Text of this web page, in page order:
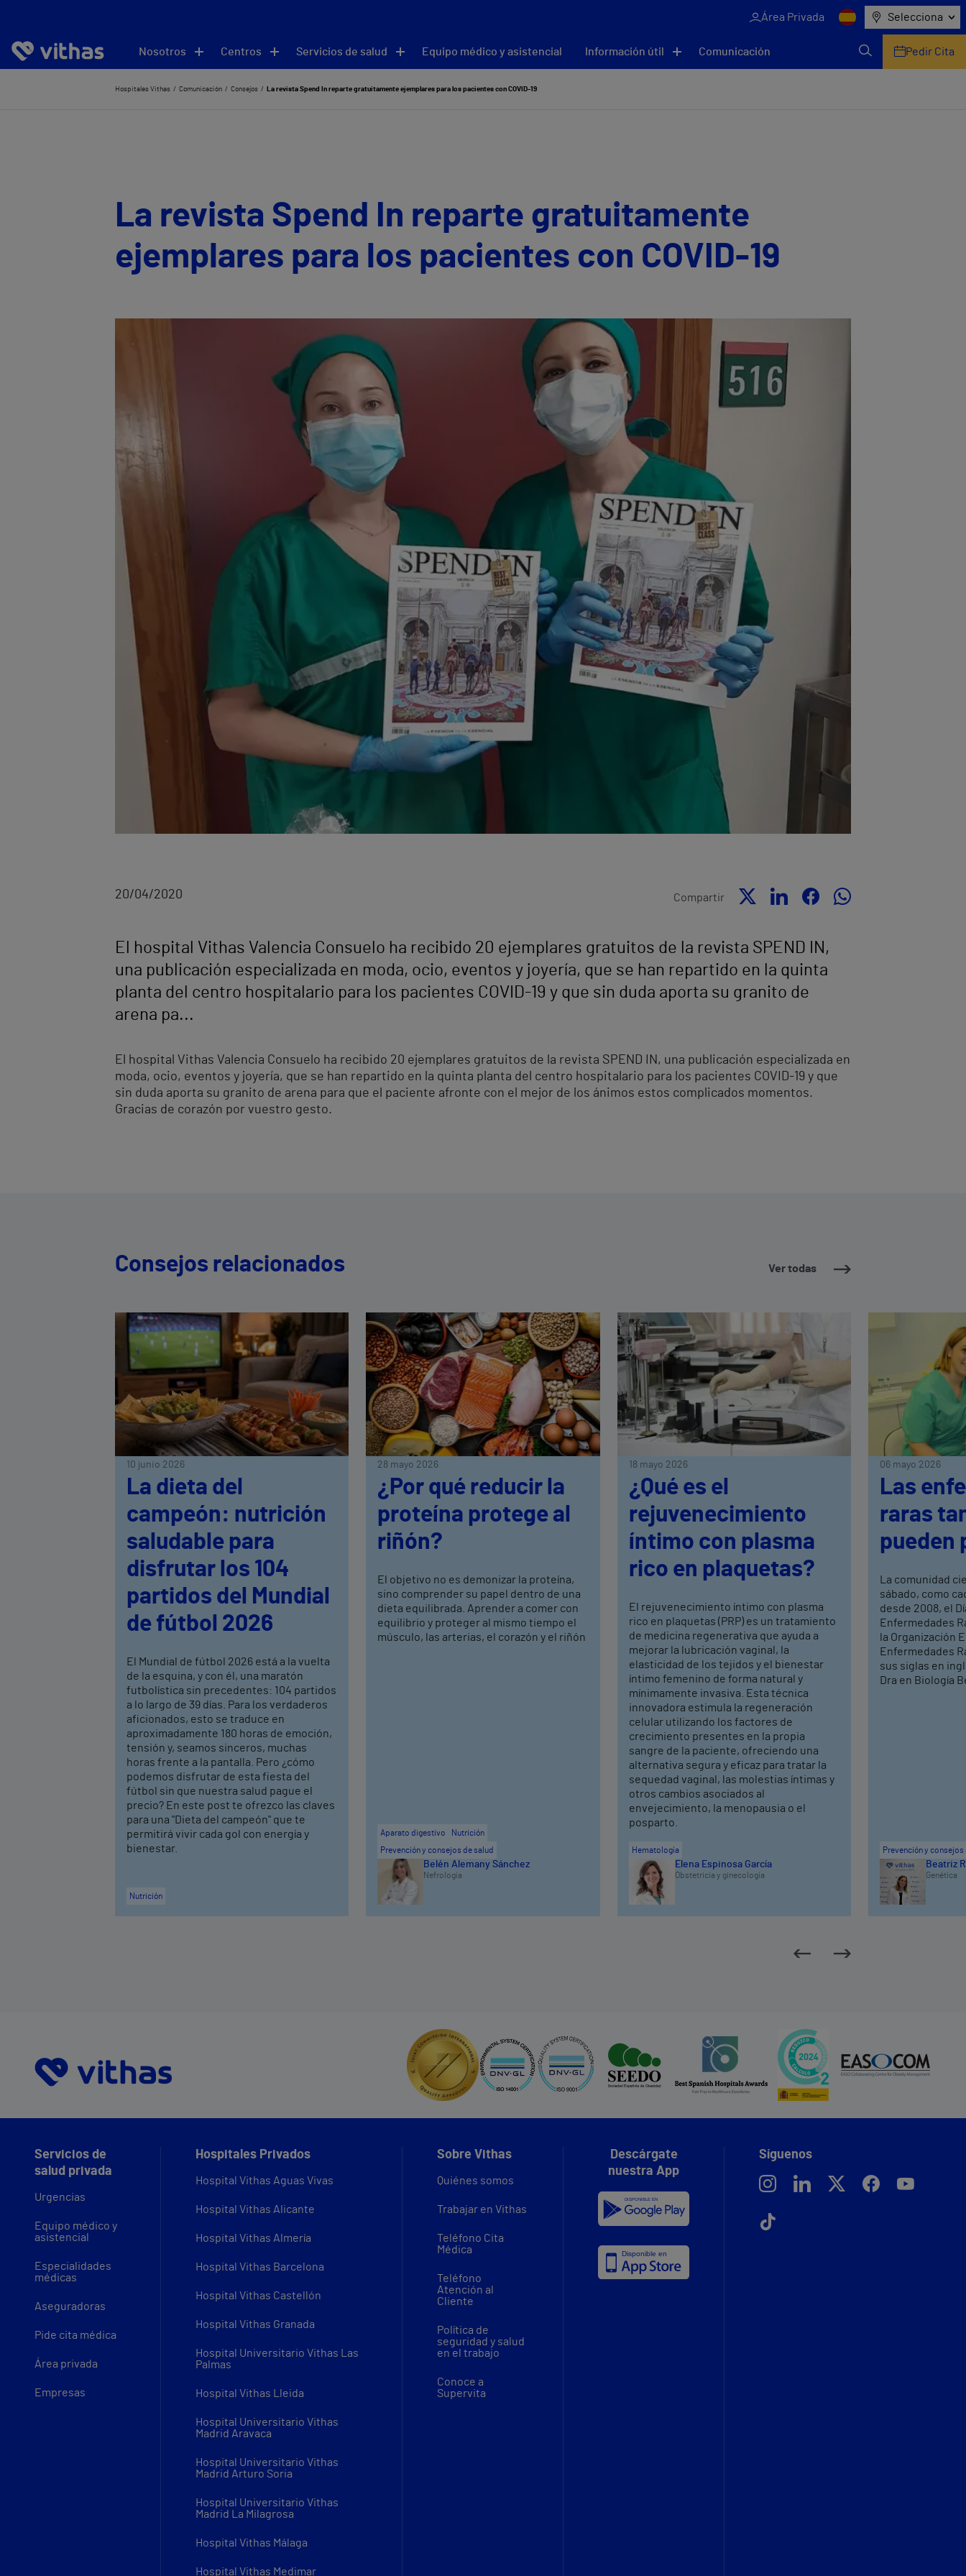
Área Privada Selecciona
Nosotros Centros Servicios de salud Equipo médico y asistencial Información útil Comunicación Pedir Cita
Hospitales Vithas Comunicación Consejos La revista Spend In reparte gratuitamente ejemplares para los pacientes con COVID-19
La revista Spend In reparte gratuitamente
ejemplares para los pacientes con COVID-19
20/04/2020 Compartir
El hospital Vithas Valencia Consuelo ha recibido 20 ejemplares gratuitos de la revista SPEND IN,
una publicación especializada en moda, ocio, eventos y joyería, que se han repartido en la quinta
planta del centro hospitalario para los pacientes COVID-19 y que sin duda aporta su granito de
arena pa...
El hospital Vithas Valencia Consuelo ha recibido 20 ejemplares gratuitos de la revista SPEND IN, una publicación especializada en
moda, ocio, eventos y joyería, que se han repartido en la quinta planta del centro hospitalario para los pacientes COVID-19 y que
sin duda aporta su granito de arena para que el paciente afronte con el mejor de los ánimos estos complicados momentos.
Gracias de corazón por vuestro gesto.
Consejos relacionados Ver todas
10 junio 2026
La dieta del
campeón: nutrición
saludable para
disfrutar los 104
partidos del Mundial
de fútbol 2026
El Mundial de fútbol 2026 está a la vuelta
de la esquina, y con él, una maratón
futbolística sin precedentes: 104 partidos
a lo largo de 39 días. Para los verdaderos
aficionados, esto se traduce en
aproximadamente 180 horas de emoción,
tensión y, seamos sinceros, muchas
horas frente a la pantalla. Pero ¿cómo
podemos disfrutar de esta fiesta del
fútbol sin que nuestra salud pague el
precio? En este post te ofrezco las claves
para una "Dieta del campeón" que te
permitirá vivir cada gol con energía y
bienestar.
Nutrición
28 mayo 2026
¿Por qué reducir la
proteína protege al
riñón?
El objetivo no es demonizar la proteína,
sino comprender su papel dentro de una
dieta equilibrada. Aprender a comer con
equilibrio y proteger al mismo tiempo el
músculo, las arterias, el corazón y el riñón
Aparato digestivo
Nutrición
Prevención y consejos de salud
Belén Alemany Sánchez
Nefrología
18 mayo 2026
¿Qué es el
rejuvenecimiento
íntimo con plasma
rico en plaquetas?
El rejuvenecimiento íntimo con plasma
rico en plaquetas (PRP) es un tratamiento
de medicina regenerativa que ayuda a
mejorar la lubricación vaginal, la
elasticidad de los tejidos y el bienestar
íntimo femenino de forma natural y
mínimamente invasiva. Esta técnica
innovadora estimula la regeneración
celular utilizando los factores de
crecimiento presentes en la propia
sangre de la paciente, ofreciendo una
alternativa segura y eficaz para tratar la
sequedad vaginal, las molestias íntimas y
otros cambios asociados al
envejecimiento, la menopausia o el
posparto.
Hematología
Elena Espinosa García
Obstetricia y ginecología
06 mayo 2026
Las
raras
pueden
La comunidad
sábado, como
desde 2008, el
Enfermedades
la Organización
Enfermedades
sus siglas en
Dra en Biología
Prevención y consejos
Beatriz
Genética
Servicios de
salud privada
Urgencias
Equipo médico y
asistencial
Especialidades
médicas
Aseguradoras
Pide cita médica
Área privada
Empresas
Hospitales Privados
Hospital Vithas Aguas Vivas
Hospital Vithas Alicante
Hospital Vithas Almería
Hospital Vithas Barcelona
Hospital Vithas Castellón
Hospital Vithas Granada
Hospital Universitario Vithas Las
Palmas
Hospital Vithas Lleida
Hospital Universitario Vithas
Madrid Aravaca
Hospital Universitario Vithas
Madrid Arturo Soria
Hospital Universitario Vithas
Madrid La Milagrosa
Hospital Vithas Málaga
Hospital Vithas Medimar
Sobre Vithas
Quiénes somos
Trabajar en Vithas
Teléfono Cita
Médica
Teléfono
Atención al
Cliente
Política de
seguridad y salud
en el trabajo
Conoce a
Supervita
Descárgate
nuestra App
Síguenos